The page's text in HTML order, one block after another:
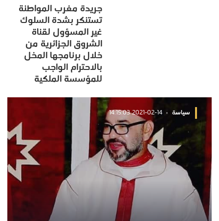
جريدة مغرب المواطنة
تستنكر بشدة السلوك
غير المسؤول لقناة
الشروق الجزائرية من
خلال برنامجها المخل
بالاحترام الواجب
للمؤسسة الملكية
سياسة 2021-02-14 14:15:03